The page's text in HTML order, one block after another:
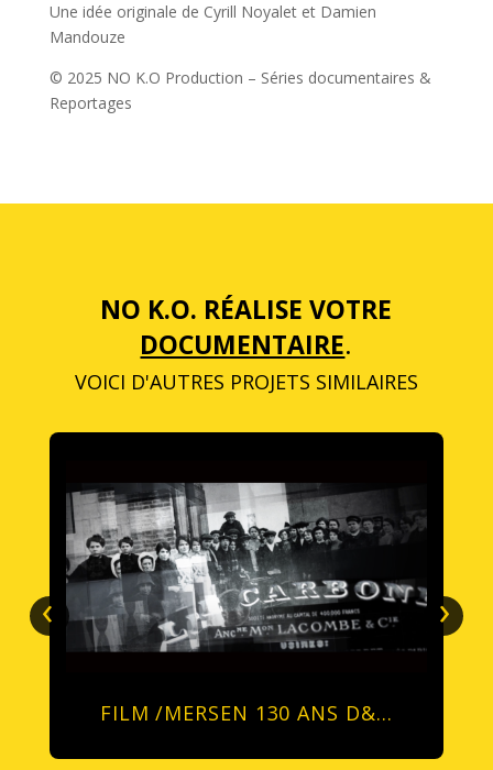
Une idée originale de Cyrill Noyalet et Damien
Mandouze
© 2025 NO K.O Production – Séries documentaires &
Reportages
NO K.O. RÉALISE VOTRE
DOCUMENTAIRE.
VOICI D'AUTRES PROJETS SIMILAIRES
‹ ›
FILM /MERSEN 130 ANS D&…